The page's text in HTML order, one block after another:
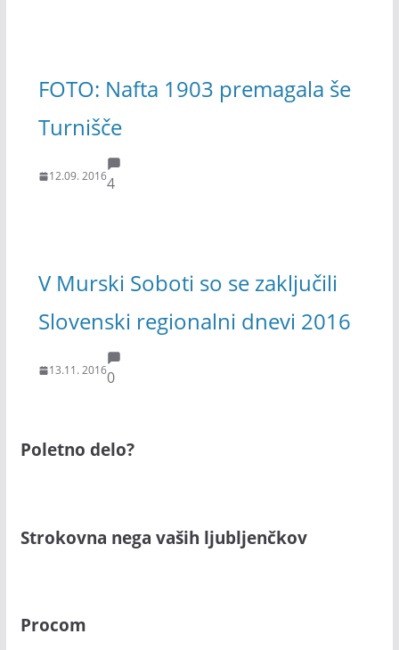
FOTO: Nafta 1903 premagala še
Turnišče
12.09. 20164
V Murski Soboti so se zaključili
Slovenski regionalni dnevi 2016
13.11. 20160
Poletno delo?
Strokovna nega vaših ljubljenčkov
Procom